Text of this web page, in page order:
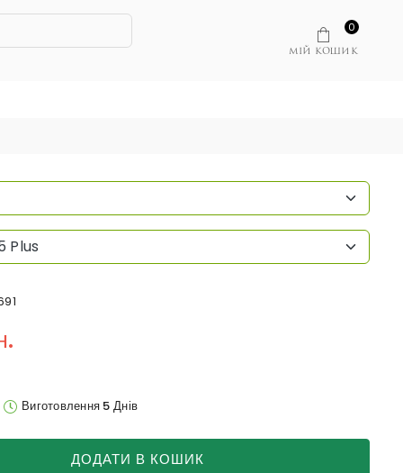
МІЙ КОШИК
0
Plus
Виготовлення 5 Днів
ДОДАТИ В КОШИК